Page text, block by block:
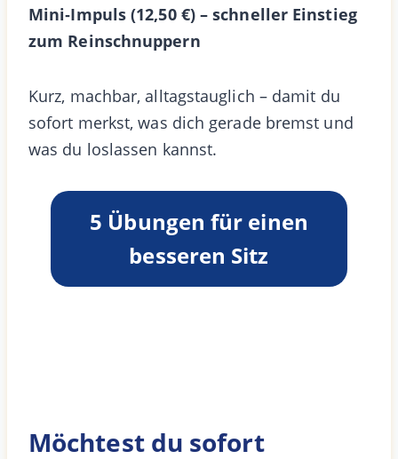
Mini‑Impuls (12,50 €) – schneller Einstieg
zum Reinschnuppern
Kurz, machbar, alltagstauglich – damit du
sofort merkst, was dich gerade bremst und
was du loslassen kannst.
5 Übungen für einen
besseren Sitz
Möchtest du sofort